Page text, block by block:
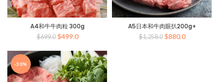
A4和牛牛肉粒 300g
$699.0 原
價
格：
$699.0。
$499.0目
價
格：
$499.0。
A5日本和牛肉眼扒200g+
$1,258.0 原
$880.0目
-30%